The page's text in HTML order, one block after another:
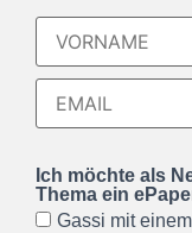
Ich möchte als
Thema ein
Gassi mit